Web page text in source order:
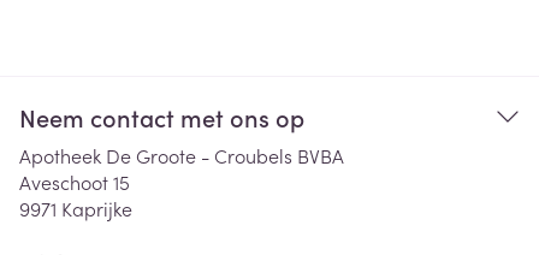
Neem contact met ons op
Apotheek De Groote - Croubels BVBA
Aveschoot 15
9971 Kaprijke